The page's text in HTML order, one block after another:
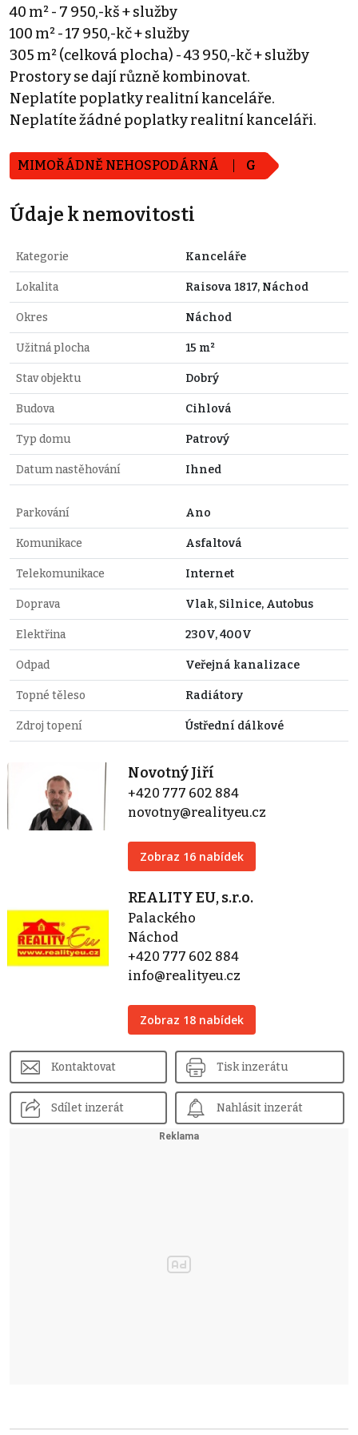
40 m² - 7 950,-kš + služby
100 m² - 17 950,-kč + služby
305 m² (celková plocha) - 43 950,-kč + služby
Prostory se dají různě kombinovat.
Neplatíte poplatky realitní kanceláře.
Neplatíte žádné poplatky realitní kanceláři.
MIMOŘÁDNĚ NEHOSPODÁRNÁ G
Údaje k nemovitosti
Kategorie Kanceláře
Lokalita Raisova 1817, Náchod
Okres Náchod
Užitná plocha 15 m²
Stav objektu Dobrý
Budova Cihlová
Typ domu Patrový
Datum nastěhování Ihned
Parkování Ano
Komunikace Asfaltová
Telekomunikace Internet
Doprava Vlak, Silnice, Autobus
Elektřina 230V, 400V
Odpad Veřejná kanalizace
Topné těleso Radiátory
Zdroj topení Ústřední dálkové
Novotný Jiří
+420 777 602 884
novotny@realityeu.cz
Zobraz 16 nabídek
REALITY EU, s.r.o.
Palackého
Náchod
+420 777 602 884
info@realityeu.cz
Zobraz 18 nabídek
Kontaktovat Tisk inzerátu
Sdílet inzerát Nahlásit inzerát